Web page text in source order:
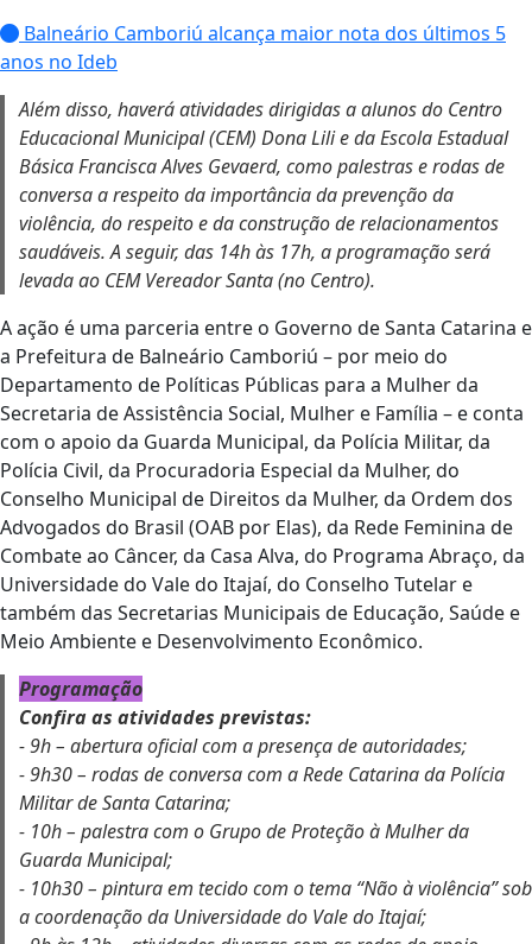
Balneário Camboriú alcança maior nota dos últimos 5
anos no Ideb
Além disso, haverá atividades dirigidas a alunos do Centro
Educacional Municipal (CEM) Dona Lili e da Escola Estadual
Básica Francisca Alves Gevaerd, como palestras e rodas de
conversa a respeito da importância da prevenção da
violência, do respeito e da construção de relacionamentos
saudáveis. A seguir, das 14h às 17h, a programação será
levada ao CEM Vereador Santa (no Centro).
A ação é uma parceria entre o Governo de Santa Catarina e
a Prefeitura de Balneário Camboriú – por meio do
Departamento de Políticas Públicas para a Mulher da
Secretaria de Assistência Social, Mulher e Família – e conta
com o apoio da Guarda Municipal, da Polícia Militar, da
Polícia Civil, da Procuradoria Especial da Mulher, do
Conselho Municipal de Direitos da Mulher, da Ordem dos
Advogados do Brasil (OAB por Elas), da Rede Feminina de
Combate ao Câncer, da Casa Alva, do Programa Abraço, da
Universidade do Vale do Itajaí, do Conselho Tutelar e
também das Secretarias Municipais de Educação, Saúde e
Meio Ambiente e Desenvolvimento Econômico.
Programação
Confira as atividades previstas:
- 9h – abertura oficial com a presença de autoridades;
- 9h30 – rodas de conversa com a Rede Catarina da Polícia
Militar de Santa Catarina;
- 10h – palestra com o Grupo de Proteção à Mulher da
Guarda Municipal;
- 10h30 – pintura em tecido com o tema “Não à violência” sob
a coordenação da Universidade do Vale do Itajaí;